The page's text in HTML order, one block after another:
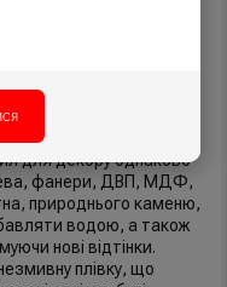
для декору однаково
фанери, ДВП, МДФ,
природнього каменю,
водою, а також
нові відтінки.
плівку, що